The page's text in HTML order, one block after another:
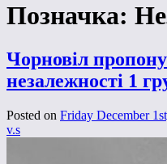
Позначка:
Чорновіл
незалежності 1
Posted on Friday December
v.s